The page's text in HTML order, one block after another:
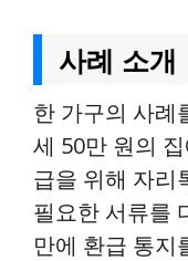
사례 소개
한 가구의 사례
세 50만 원의
급을 위해 자리
필요한 서류를
만에 환급 통지